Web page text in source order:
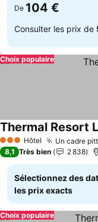
De 104 €
Consulter les prix de
Choix populaire
3 ÉtoilesHôtel Un cadre
Thermal Resort
8,1 Très bien 2 838
Sélectionnez des
les prix exacts
Choix populaire